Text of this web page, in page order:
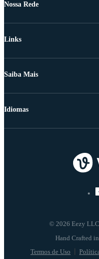
Nossa Rede
Links
Saiba Mais
© 2026 Eezy
Termos de Uso
Idiomas